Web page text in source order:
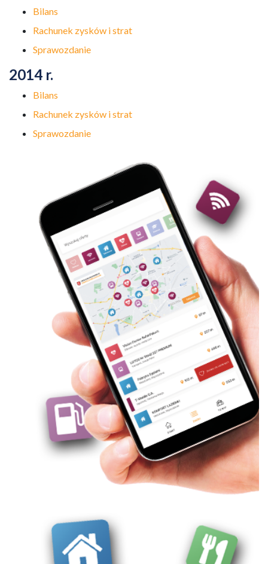
Bilans
Rachunek zysków i strat
Sprawozdanie
2014 r.
Bilans
Rachunek zysków i strat
Sprawozdanie